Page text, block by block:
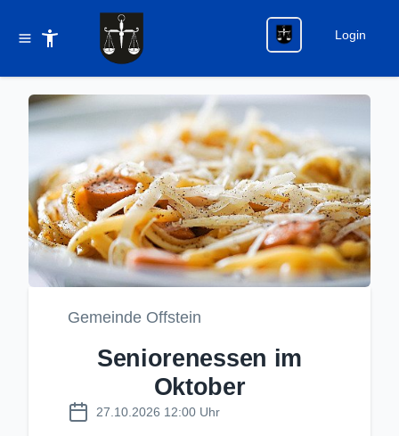
Login
Gemeinde Offstein
Seniorenessen im
Oktober
27.10.2026 12:00 Uhr